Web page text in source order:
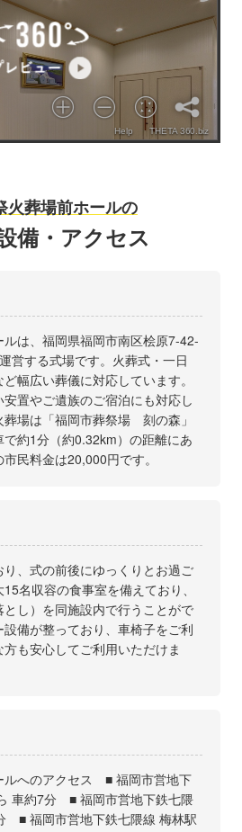
火葬場前ホールの
備・アクセス
は、福岡県福岡市南区桧原7-42-
営する式場です。火葬式・一日
幅広い葬儀に対応しています。
置やご遺族のご宿泊にも対応し
場は「福岡市葬祭場 刻の森」
で約1分（約0.32km）の距離にあ
民料金は20,000円です。
、式の前後にゆっくりとお過ご
名収容の食事室を備えており、
し）を同施設内で行うことがで
備が整っており、車椅子をご利
も安心してご利用いただけま
ルへのアクセス ■ 福岡市営地下
車約7分 ■ 福岡市営地下鉄七隈
■ 福岡市営地下鉄七隈線 梅林駅